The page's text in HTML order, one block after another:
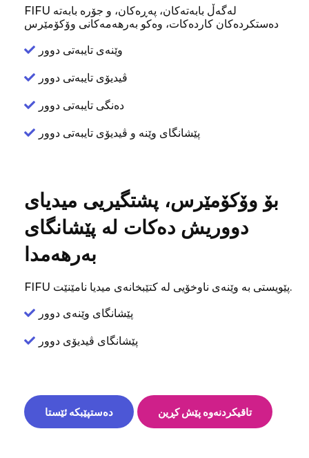
FIFU لەگەڵ بابەتەکان، پەڕەکان، و جۆرە بابەتە
دەستکردەکان کاردەکات، وەکو بەرهەمەکانی وۆکۆمێرس
وێنەی تایبەتی دوور
ڤیدیۆی تایبەتی دوور
دەنگی تایبەتی دوور
پێشانگای وێنە و ڤیدیۆی تایبەتی دوور
بۆ وۆکۆمێرس، پشتگیریی میدیای
دووریش دەکات لە پێشانگای
بەرهەمدا
FIFU پێویستی بە وێنەی ناوخۆیی لە کتێبخانەی میدیا نامێنێت.
پێشانگای وێنەی دوور
پێشانگای ڤیدیۆی دوور
دەستپێبکە ئێستا تاقیکردنەوە پێش کڕین